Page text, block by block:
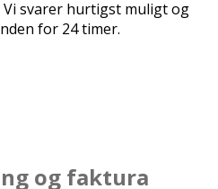
Vi svarer hurtigst muligt og
for 24 timer.
og faktura